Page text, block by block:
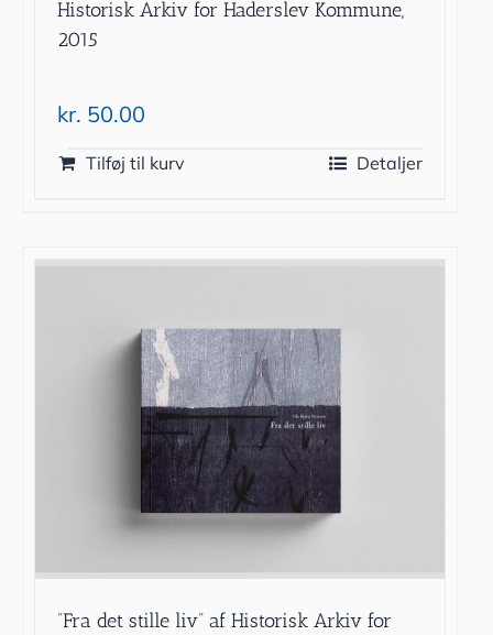
Historisk Arkiv for Haderslev Kommune,
2015
kr. 50.00
Tilføj til kurv Detaljer
”Fra det stille liv” af Historisk Arkiv for